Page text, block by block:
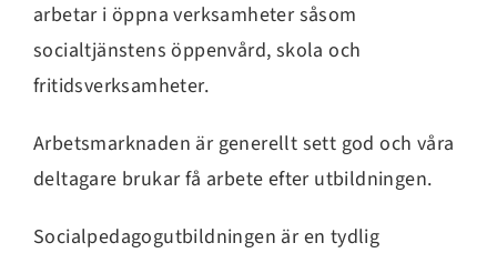
arbetar i öppna verksamheter såsom
socialtjänstens öppenvård, skola och
fritidsverksamheter.
Arbetsmarknaden är generellt sett god och våra
deltagare brukar få arbete efter utbildningen.
Socialpedagogutbildningen är en tydlig